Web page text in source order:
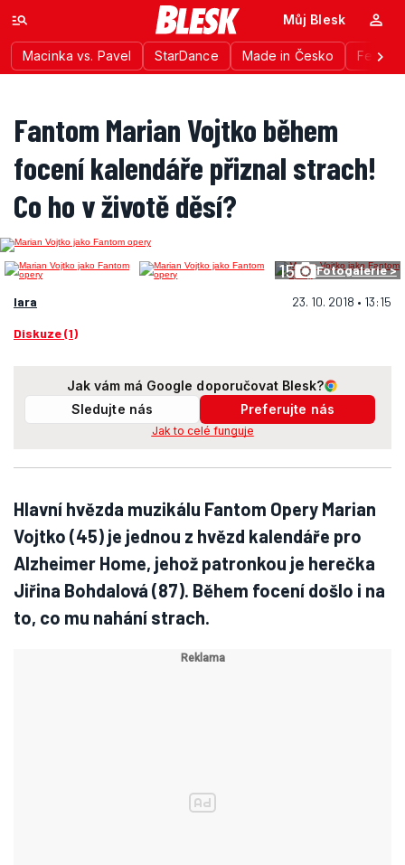
Macinka vs. Pavel StarDance Made in Česko
Můj Blesk
Fantom Marian Vojtko během
focení kalendáře přiznal strach!
Co ho v životě děsí?
15 Fotogalerie >
lara 23. 10. 2018 • 13:15
Diskuze (1)
Jak vám má Google doporučovat Blesk?
Sledujte nás
Preferujte nás
Jak to celé funguje
Hlavní hvězda muzikálu Fantom Opery Marian
Vojtko (45) je jednou z hvězd kalendáře pro
Alzheimer Home, jehož patronkou je herečka
Jiřina Bohdalová (87). Během focení došlo i na
to, co mu nahání strach.